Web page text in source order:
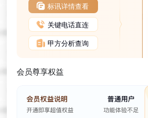
标讯详情查看
关键电话直连
甲方分析查询
会员尊享权益